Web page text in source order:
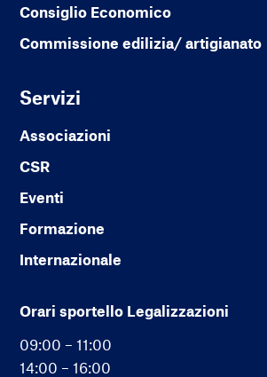
Consiglio Economico
Commissione edilizia/ artigianato
Servizi
Associazioni
CSR
Eventi
Formazione
Internazionale
Orari sportello Legalizzazioni
09:00 – 11:00
14:00 – 16:00